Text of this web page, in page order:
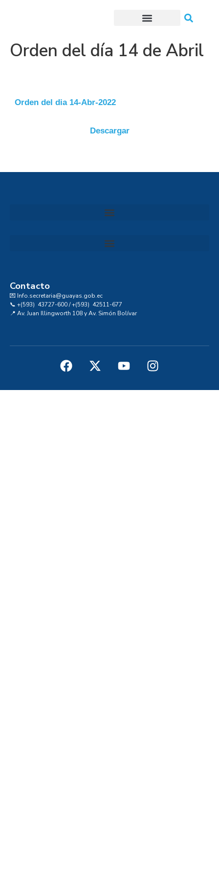
Orden del día 14 de Abril
Orden del dia 14-Abr-2022
Descargar
Contacto
💌 Info.secretaria@guayas.gob.ec
📞 +(593) 43727-600 / +(593) 42511-677
📍 Av. Juan Illingworth 108 y Av. Simón Bolívar